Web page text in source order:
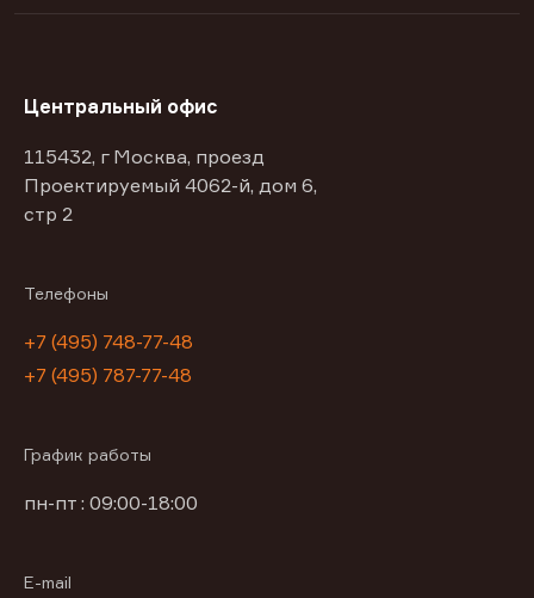
Центральный офис
115432, г Москва, проезд
Проектируемый 4062-й, дом 6,
стр 2
Телефоны
+7 (495) 748-77-48
+7 (495) 787-77-48
График работы
пн-пт : 09:00-18:00
E-mail